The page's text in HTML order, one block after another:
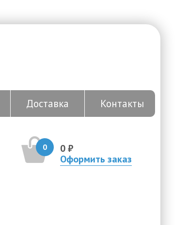
Доставка Контакты
0
0 ₽
Оформить заказ